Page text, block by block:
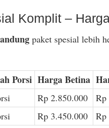
Komplit –
paket spesial lebih
Porsi Harga Betina
Rp 2.850.000
Rp
Rp 3.450.000
Rp